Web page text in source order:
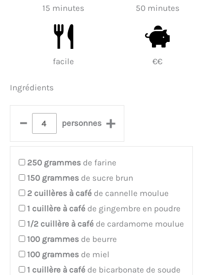
15 minutes 50 minutes
facile €€
Ingrédients
– personnes +
250 grammes de farine
150 grammes de sucre brun
2 cuillères à café de cannelle moulue
1 cuillère à café de gingembre en poudre
1/2 cuillère à café de cardamome moulue
100 grammes de beurre
100 grammes de miel
1 cuillère à café de bicarbonate de soude